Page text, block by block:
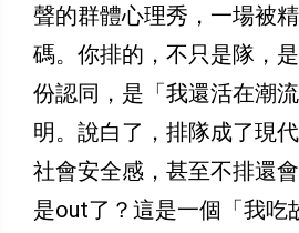
聲的群體心理秀，一場被
碼。你排的，不只是隊，
份認同，是「我還活在潮
明。說白了，排隊成了現
社會安全感，甚至不排還
是out了？這是一個「我吃